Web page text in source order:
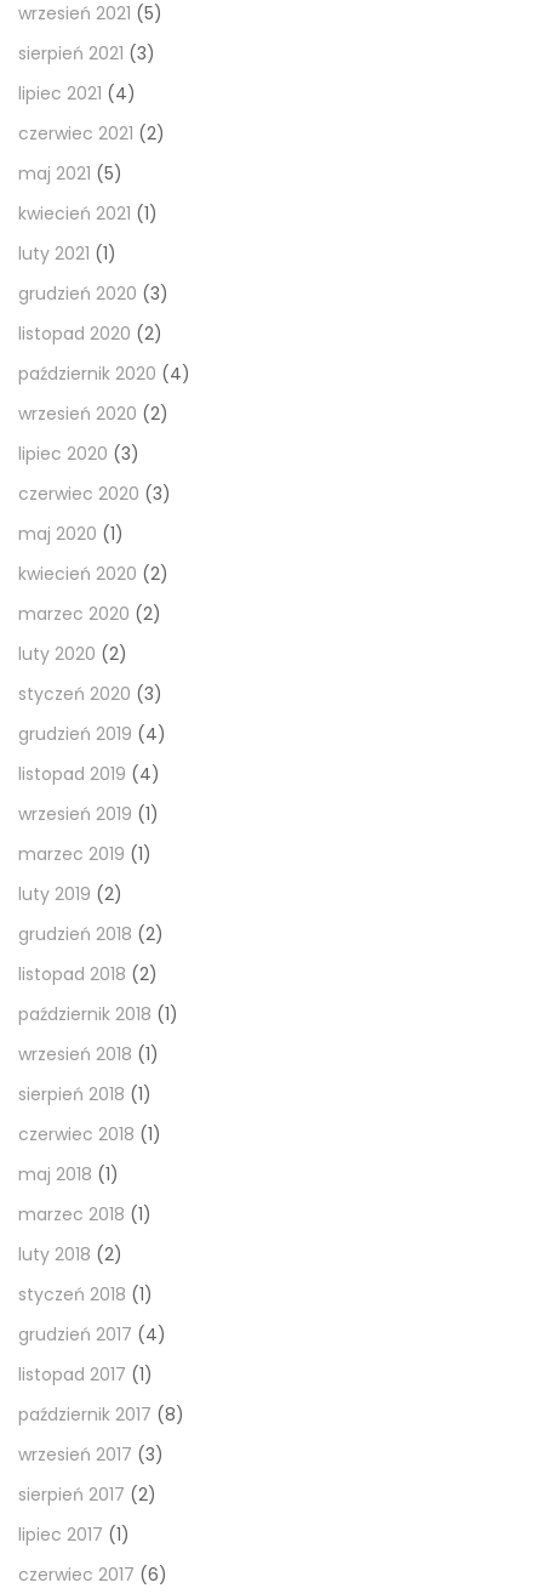
wrzesień 2021 (5)
sierpień 2021 (3)
lipiec 2021 (4)
czerwiec 2021 (2)
maj 2021 (5)
kwiecień 2021 (1)
luty 2021 (1)
grudzień 2020 (3)
listopad 2020 (2)
październik 2020 (4)
wrzesień 2020 (2)
lipiec 2020 (3)
czerwiec 2020 (3)
maj 2020 (1)
kwiecień 2020 (2)
marzec 2020 (2)
luty 2020 (2)
styczeń 2020 (3)
grudzień 2019 (4)
listopad 2019 (4)
wrzesień 2019 (1)
marzec 2019 (1)
luty 2019 (2)
grudzień 2018 (2)
listopad 2018 (2)
październik 2018 (1)
wrzesień 2018 (1)
sierpień 2018 (1)
czerwiec 2018 (1)
maj 2018 (1)
marzec 2018 (1)
luty 2018 (2)
styczeń 2018 (1)
grudzień 2017 (4)
listopad 2017 (1)
październik 2017 (8)
wrzesień 2017 (3)
sierpień 2017 (2)
lipiec 2017 (1)
czerwiec 2017 (6)